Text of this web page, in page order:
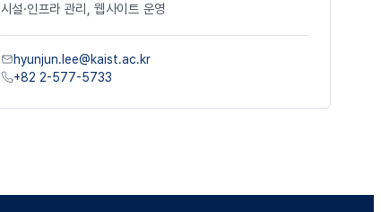
시설·인프라 관리,웹사이트 운영
hyunjun.lee@kaist.ac.kr
+82 2-577-5733